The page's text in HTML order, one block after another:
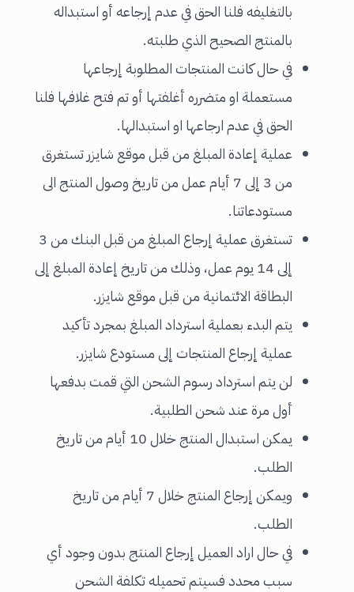
بالتغليفه فلنا الحق في عدم إرجاعه أو استبداله
بالمنتج الصحيح الذي طلبته.
في حال كانت المنتجات المطلوبة إرجاعها
مستعملة او متضرره أغلفتها أو تم فتح غلافها فلنا
الحق في عدم ارجاعها او استبدالها.
عملية إعادة المبلغ من قبل موقع شايزر تستغرق
من 3 إلى 7 أيام عمل من تاريخ وصول المنتج الى
مستودعاتنا.
تستغرق عملية إرجاع المبلغ من قبل البنك من 3
إلى 14 يوم عمل، وذلك من تاريخ إعادة المبلغ إلى
البطاقة الائتمانية من قبل موقع شايزر.
يتم البدء بعملية استرداد المبلغ بمجرد تأكيد
عملية إرجاع المنتجات إلى مستودع شايزر.
لن يتم استرداد رسوم الشحن التي قمت بدفعها
أول مرة عند شحن الطلبية‎.
يمكن استبدال المنتج خلال 10 أيام من تاريخ
الطلب.
ويمكن إرجاع المنتج خلال 7 أيام من تاريخ
الطلب.
في حال اراد العميل إرجاع المنتج بدون وجود أي
سبب محدد فسيتم تحميله تكلفة الشحن